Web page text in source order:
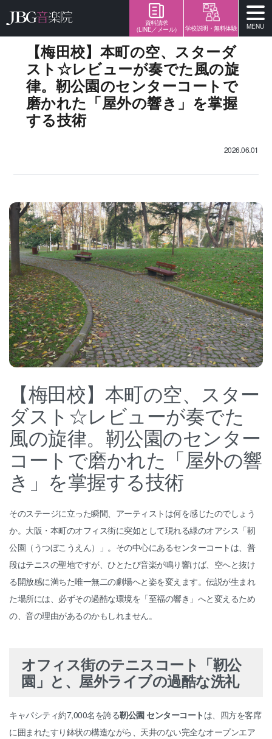
資料請求
（LINE／メール） 学校説明・無料体験 MENU
【梅田校】本町の空、スターダ
スト☆レビューが奏でた風の旋
律。靭公園のセンターコートで
磨かれた「屋外の響き」を掌握
する技術
2026.06.01
【梅田校】本町の空、スター
ダスト☆レビューが奏でた
風の旋律。靭公園のセンター
コートで磨かれた「屋外の響
き」を掌握する技術
そのステージに立った瞬間、アーティストは何を感じたのでしょう
か。大阪・本町のオフィス街に突如として現れる緑のオアシス「靭
公園（うつぼこうえん）」。その中心にあるセンターコートは、普
段はテニスの聖地ですが、ひとたび音楽が鳴り響けば、空へと抜け
る開放感に満ちた唯一無二の劇場へと姿を変えます。伝説が生まれ
た場所には、必ずその過酷な環境を「至福の響き」へと変えるため
の、音の理由があるのかもしれません。
オフィス街のテニスコート「靭公
園」と、屋外ライブの過酷な洗礼
キャパシティ約7,000名を誇る靭公園 センターコート は、四方を客席
に囲まれたすり鉢状の構造ながら、天井のない完全なオープンエア